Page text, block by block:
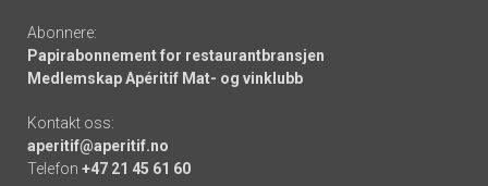
Abonnere:
Papirabonnement for restaurantbransjen
Medlemskap Apéritif Mat- og vinklubb
Kontakt oss:
aperitif@aperitif.no
Telefon +47 21 45 61 60